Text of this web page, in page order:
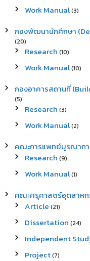
Work Manual(3)
กองพัฒนานักศึกษา
(20)
Research (10)
Work Manual(10)
กองอาคารสถานที่
(5)
Research (3)
Work Manual(2)
คณะการแพทย์บูรณาก
Research (9)
Work Manual(1)
คณะครุศาสตร์อุตสาห
Article (21)
Dissertation (24)
Independent
Project(7)